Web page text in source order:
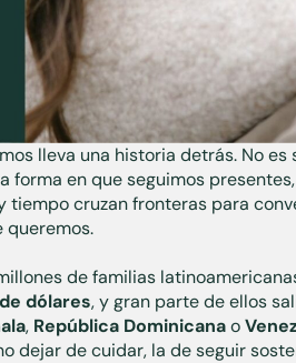
lleva una historia detrás. No es
en que seguimos
tiempo cruzan fronteras para
queremos.
de familias
dólares, y gran parte de ellos
, República Dominicanao
dejar de cuidar, la de seguir